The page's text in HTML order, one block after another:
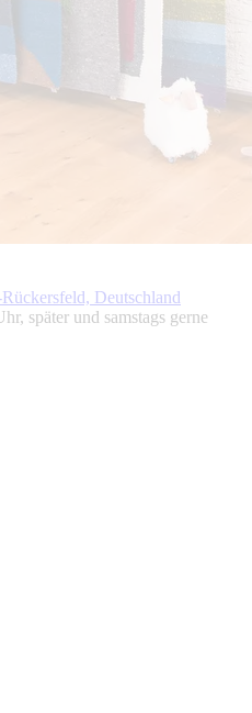
Deutschland
später und samstags gerne